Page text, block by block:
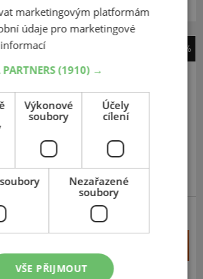
Centrální sklad 12 ks.
-40%
Michelin
- -10
TL,TT,F/R
–
marketingovým platformám
údaje pro marketingové
(1910) →
Výkonové
soubory
Účely
cílení
Nezařazené
soubory
VŠE PŘIJMOUT